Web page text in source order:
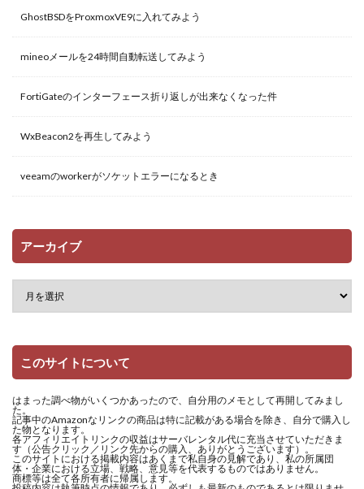
GhostBSDをProxmoxVE9に入れてみよう
mineoメールを24時間自動転送してみよう
FortiGateのインターフェース折り返しが出来なくなった件
WxBeacon2を再生してみよう
veeamのworkerがソケットエラーになるとき
アーカイブ
このサイトについて
はまった調べ物がいくつかあったので、自分用のメモとして再開してみまし
た。
記事中のAmazonなリンクの商品は特に記載がある場合を除き、自分で購入し
た物となります。
各アフィリエイトリンクの収益はサーバレンタル代に充当させていただきま
す（公告クリック／リンク先からの購入、ありがとうございます）。
このサイトにおける掲載内容はあくまで私自身の見解であり、私の所属団
体・企業における立場、戦略、意見等を代表するものではありません。
商標等は全て各所有者に帰属します。